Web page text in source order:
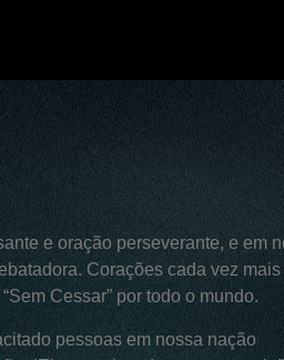
e oração perseverante, e em
Corações cada vez
Cessar” por todo o mundo.
pessoas em nossa nação